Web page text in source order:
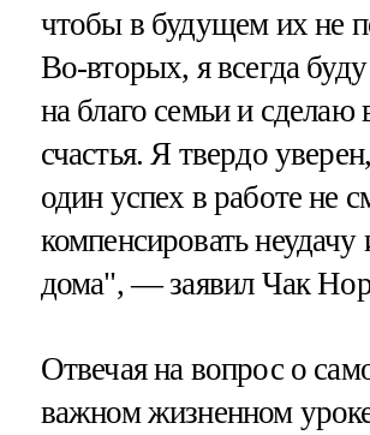
чтобы в будущем их не
Во-вторых, я всегда
на благо семьи и сделаю
счастья. Я твердо
один успех в работе не
компенсировать неудачу
дома", — заявил Чак
Отвечая на вопрос о
важном жизненном